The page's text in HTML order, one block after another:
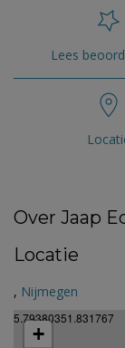
Lees
Over Jaap
Locatie
, Nijmegen
5.79380351.831767
+